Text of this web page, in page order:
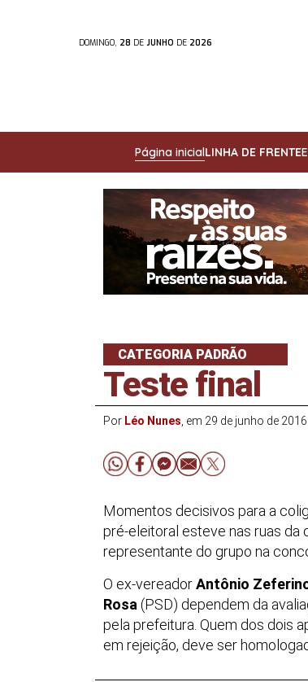
DOMINGO, 28 DE JUNHO DE 2026
Página inicialLINHA DE FRENTE
CATEGORIA PADRÃO
Teste final
Por Léo Nunes , em 29 de junho de 2016
Momentos decisivos para a
pré-eleitoral esteve nas ruas da
representante do grupo na
O ex-vereadorAntônio
Rosa (PSD) dependem da
pela prefeitura. Quem dos dois
em rejeição, deve ser